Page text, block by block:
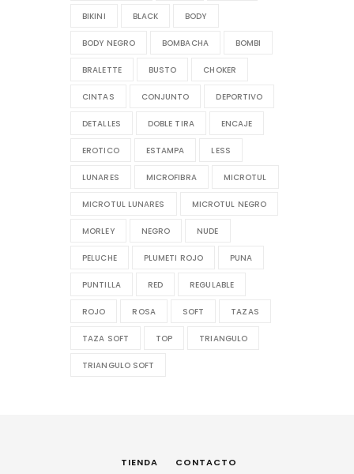
BIKINI BLACK BODY
BODY NEGRO BOMBACHA BOMBI
BRALETTE BUSTO CHOKER
CINTAS CONJUNTO DEPORTIVO
DETALLES DOBLE TIRA ENCAJE
EROTICO ESTAMPA LESS
LUNARES MICROFIBRA MICROTUL
MICROTUL LUNARES MICROTUL NEGRO
MORLEY NEGRO NUDE
PELUCHE PLUMETI ROJO PUNA
PUNTILLA RED REGULABLE
ROJO ROSA SOFT TAZAS
TAZA SOFT TOP TRIANGULO
TRIANGULO SOFT
TIENDA CONTACTO